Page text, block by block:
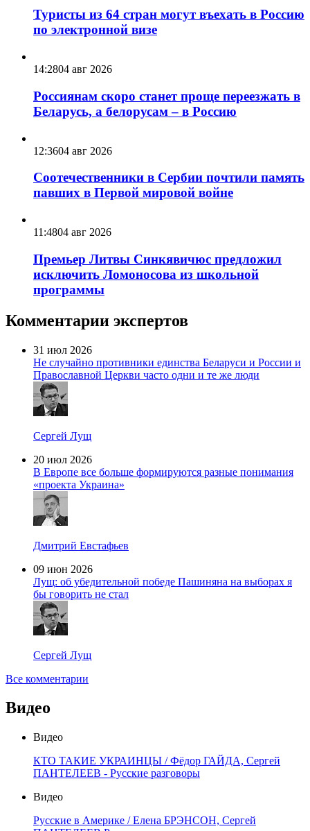
Туристы из 64 стран могут въехать в Россию
по электронной визе
14:2804 авг 2026
Россиянам скоро станет проще переезжать в
Беларусь, а белорусам – в Россию
12:3604 авг 2026
Соотечественники в Сербии почтили память
павших в Первой мировой войне
11:4804 авг 2026
Премьер Литвы Синкявичюс предложил
исключить Ломоносова из школьной
программы
Комментарии экспертов
31 июл 2026
Не случайно противники единства Беларуси и России и
Православной Церкви часто одни и те же люди
Сергей Лущ
20 июл 2026
В Европе все больше формируются разные понимания
«проекта Украина»
Дмитрий Евстафьев
09 июн 2026
Лущ: об убедительной победе Пашиняна на выборах я
бы говорить не стал
Сергей Лущ
Все комментарии
Видео
Видео
КТО ТАКИЕ УКРАИНЦЫ / Фёдор ГАЙДА, Сергей
ПАНТЕЛЕЕВ - Русские разговоры
Видео
Русские в Америке / Елена БРЭНСОН, Сергей